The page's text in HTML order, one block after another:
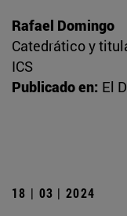
Rafael Domingo
Catedrático y
ICS
Publicado en: El
18 | 03 | 2024